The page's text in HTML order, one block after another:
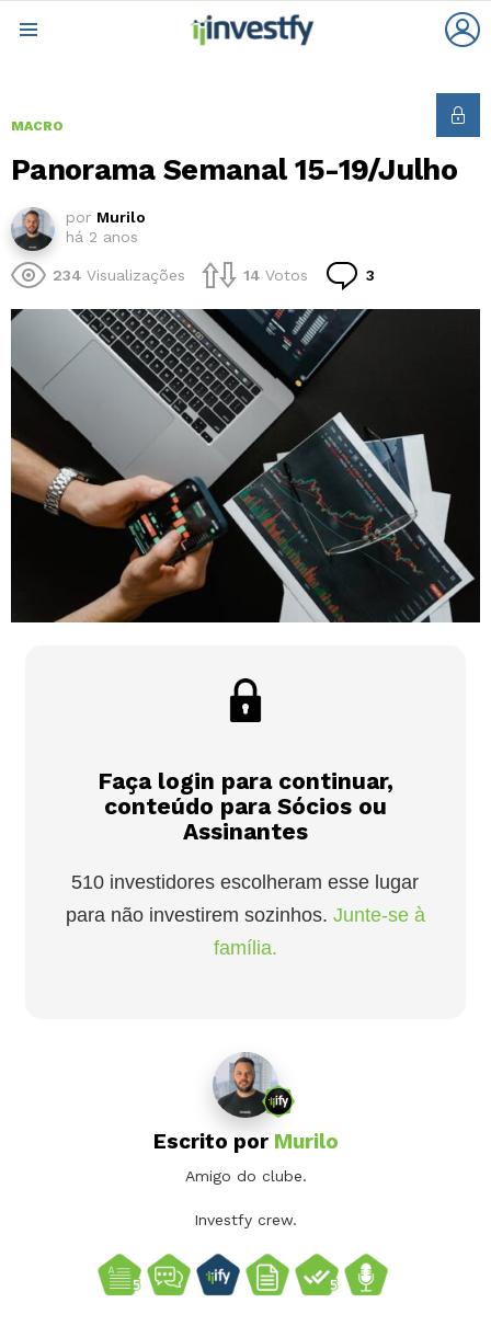
MACRO
Panorama Semanal 15-19/Julho
por Murilo
há 2 anos
234 Visualizações 14 Votos 3
Faça login para continuar,
conteúdo para Sócios ou
Assinantes
510 investidores escolheram esse lugar
para não investirem sozinhos. Junte-se à
família.
Escrito por Murilo
Amigo do clube.
Investfy crew.